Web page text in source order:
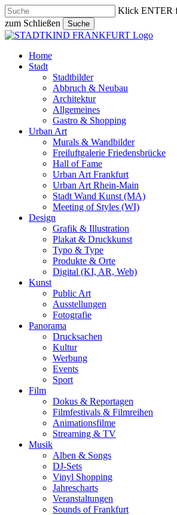
Skip
to
main
content
Klick ENTER
zum Schließen
Suche
Close
search
Menu
Home
Stadt
Stadtbilder
Abbruch & Neubau
Architektur
Allgemeines
Gastro & Shopping
Urban Art
Murals & Wandbilder
Freiluftgalerie Friedensbrücke
Hall of Fame
Urban Art Frankfurt
Urban Art Rhein-Main
Stadt Wand Kunst (MA)
Meeting of Styles (WI)
Design
Grafik & Illustration
Plakat & Druckkunst
Typo & Type
Produkte & Orte
Digital (KI, AR, Web)
Kunst
Public Art
Ausstellungen
Fotografie
Panorama
Drucksachen
Kultur
Werbung
Events
Sport
Film
Dokus & Reportagen
Filmfestivals & Filmreihen
Animationsfilme
Streaming & TV
Musik
Alben & Songs
DJ-Sets
Vinyl Shopping
Jahrescharts
Veranstaltungen
Sounds of Frankfurt